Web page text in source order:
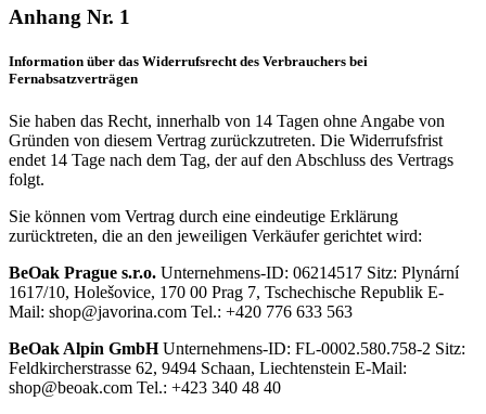
Anhang Nr. 1
Information über das Widerrufsrecht des Verbrauchers bei
Fernabsatzverträgen
Sie haben das Recht, innerhalb von 14 Tagen ohne Angabe von
Gründen von diesem Vertrag zurückzutreten. Die Widerrufsfrist
endet 14 Tage nach dem Tag, der auf den Abschluss des Vertrags
folgt.
Sie können vom Vertrag durch eine eindeutige Erklärung
zurücktreten, die an den jeweiligen Verkäufer gerichtet wird:
BeOak Prague s.r.o. Unternehmens-ID: 06214517 Sitz: Plynární
1617/10, Holešovice, 170 00 Prag 7, Tschechische Republik E-
Mail: shop@javorina.com Tel.: +420 776 633 563
BeOak Alpin GmbHUnternehmens-ID: FL-0002.580.758-2 Sitz:
Feldkircherstrasse 62, 9494 Schaan, Liechtenstein E-Mail:
shop@beoak.com Tel.: +423 340 48 40